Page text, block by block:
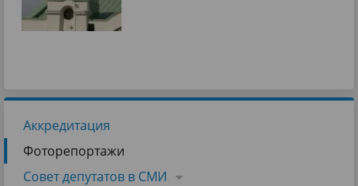
Аккредитация
Фоторепортажи
Совет депутатов в СМИ